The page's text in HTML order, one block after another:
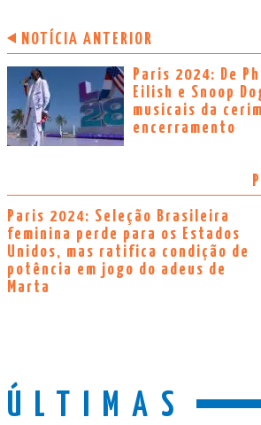
NOTÍCIA ANTERIOR
Paris 2024: De
Eilish e Snoop
musicais da
encerramento
Paris 2024: Seleção Brasileira
feminina perde para os Estados
Unidos, mas ratifica condição de
potência em jogo do adeus de
Marta
ÚLTIMAS